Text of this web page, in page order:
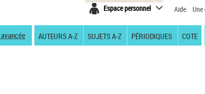
Espace personnel Aide
AUTEURS A-Z SUJETS A-Z PÉRIODIQUES COTE